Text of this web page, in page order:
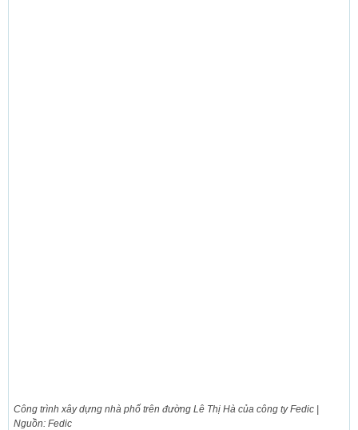
Công trình xây dựng nhà phố trên đường Lê Thị Hà của công ty Fedic |
Nguồn: Fedic